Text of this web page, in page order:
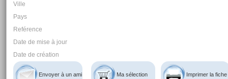
Ville
Pays
Reférence
Date de mise à jour
Date de création
Envoyer à un ami Ma sélection Imprimer la fiche